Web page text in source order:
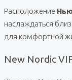
Расположение
наслаждаться
для комфортной
New Nordic